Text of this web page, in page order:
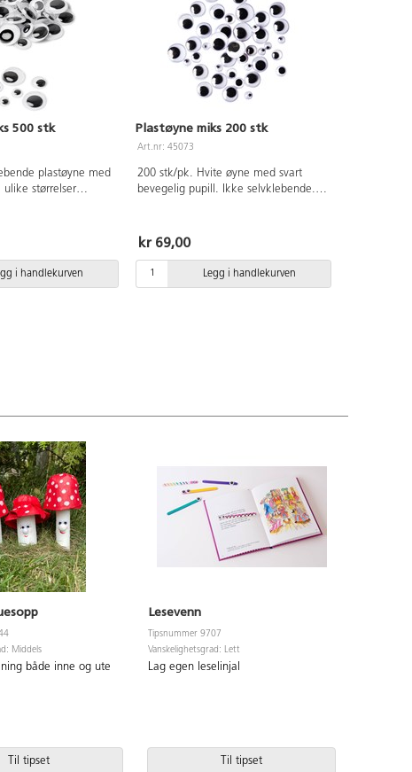
500 stk
plastøyne med
størrelser
i handlekurven
Plastøyne miks 200 stk
Art.nr: 45073
200 stk/pk. Hvite øyne med svart
bevegelig pupill. Ikke selvklebende.
kr 69,00
Legg i handlekurven
Middels
både inne og ute
Til tipset
Lesevenn
Tipsnummer 9707
Vanskelighetsgrad: Lett
Lag egen leselinjal
Til tipset